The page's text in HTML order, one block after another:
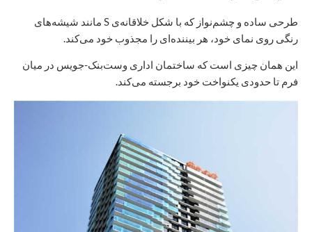
طرحی ساده و چشم‌نواز که با شکل خلاقانه‌ی S مانند شیشه‌های
رنگی روی نمای خود، هر بیننده‌ای را مجذوب خود می‌کند.
این همان چیزی است که ساختمان اداری وست‌بنک-جویس در میان
فرم تا حدودی یکنواخت خود برجسته می‌کند.